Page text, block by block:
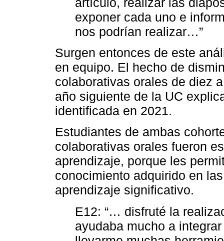
exponer cada uno e
nos podrían realizar…”
Surgen entonces de este
en equipo. El hecho de
colaborativas orales de diez
año siguiente de la UC
identificada en 2021.
Estudiantes de ambas
colaborativas orales fueron
aprendizaje, porque les
conocimiento adquirido en
aprendizaje significativo.
E12: “… disfruté la
ayudaba mucho a